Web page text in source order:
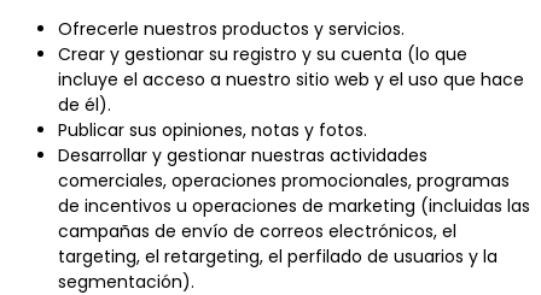
Ofrecerle nuestros productos y servicios.
Crear y gestionar su registro y su cuenta (lo que
incluye el acceso a nuestro sitio web y el uso que hace
de él).
Publicar sus opiniones, notas y fotos.
Desarrollar y gestionar nuestras actividades
comerciales, operaciones promocionales, programas
de incentivos u operaciones de marketing (incluidas las
campañas de envío de correos electrónicos, el
targeting, el retargeting, el perfilado de usuarios y la
segmentación).